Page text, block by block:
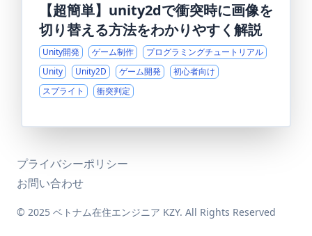
【超簡単】unity2dで衝突時に画像を
切り替える方法をわかりやすく解説
Unity開発 ゲーム制作
プログラミングチュートリアル
Unity
Unity2D ゲーム開発
初心者向け
スプライト
衝突判定
プライバシーポリシー
お問い合わせ
© 2025 ベトナム在住エンジニア KZY. All Rights Reserved